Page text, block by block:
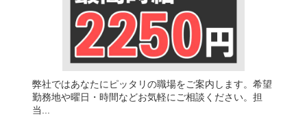
弊社ではあなたにピッタリの職場をご案内します。希望
勤務地や曜日・時間などお気軽にご相談ください。担
当...